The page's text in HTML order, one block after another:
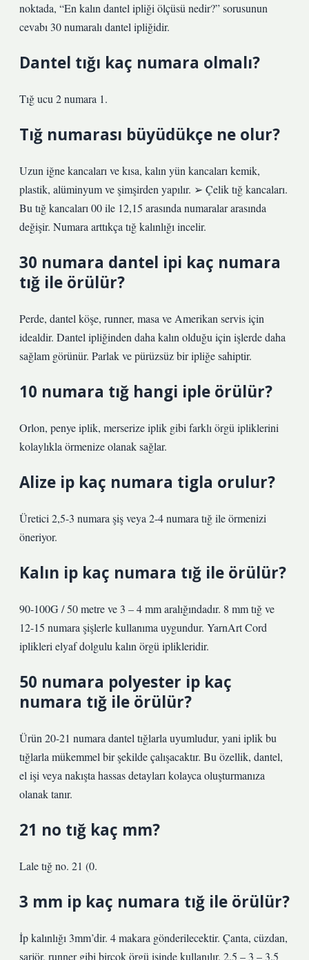
noktada, “En kalın dantel ipliği ölçüsü nedir?” sorusunun
cevabı 30 numaralı dantel ipliğidir.
Dantel tığı kaç numara olmalı?
Tığ ucu 2 numara 1.
Tığ numarası büyüdükçe ne olur?
Uzun iğne kancaları ve kısa, kalın yün kancaları kemik,
plastik, alüminyum ve şimşirden yapılır. ➢ Çelik tığ kancaları.
Bu tığ kancaları 00 ile 12,15 arasında numaralar arasında
değişir. Numara arttıkça tığ kalınlığı incelir.
30 numara dantel ipi kaç numara
tığ ile örülür?
Perde, dantel köşe, runner, masa ve Amerikan servis için
idealdir. Dantel ipliğinden daha kalın olduğu için işlerde daha
sağlam görünür. Parlak ve pürüzsüz bir ipliğe sahiptir.
10 numara tığ hangi iple örülür?
Orlon, penye iplik, merserize iplik gibi farklı örgü ipliklerini
kolaylıkla örmenize olanak sağlar.
Alize ip kaç numara tigla orulur?
Üretici 2,5-3 numara şiş veya 2-4 numara tığ ile örmenizi
öneriyor.
Kalın ip kaç numara tığ ile örülür?
90-100G / 50 metre ve 3 – 4 mm aralığındadır. 8 mm tığ ve
12-15 numara şişlerle kullanıma uygundur. YarnArt Cord
iplikleri elyaf dolgulu kalın örgü iplikleridir.
50 numara polyester ip kaç
numara tığ ile örülür?
Ürün 20-21 numara dantel tığlarla uyumludur, yani iplik bu
tığlarla mükemmel bir şekilde çalışacaktır. Bu özellik, dantel,
el işi veya nakışta hassas detayları kolayca oluşturmanıza
olanak tanır.
21 no tığ kaç mm?
Lale tığ no. 21 (0.
3 mm ip kaç numara tığ ile örülür?
İp kalınlığı 3mm’dir. 4 makara gönderilecektir. Çanta, cüzdan,
şarjör, runner gibi birçok örgü işinde kullanılır. 2.5 – 3 – 3.5